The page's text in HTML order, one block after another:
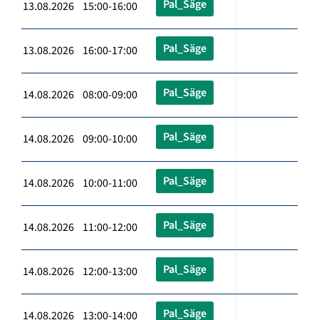
13.08.2026 15:00-16:00 Pal_Säge
13.08.2026 16:00-17:00 Pal_Säge
14.08.2026 08:00-09:00 Pal_Säge
14.08.2026 09:00-10:00 Pal_Säge
14.08.2026 10:00-11:00 Pal_Säge
14.08.2026 11:00-12:00 Pal_Säge
14.08.2026 12:00-13:00 Pal_Säge
14.08.2026 13:00-14:00 Pal_Säge